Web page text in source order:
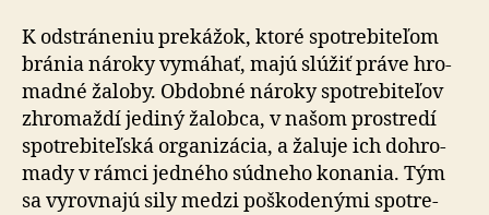
K odstráneniu prekážok, ktoré spotrebiteľom
bránia nároky vymáhať, majú slúžiť práve hro­
mad­né žaloby. Obdobné nároky spotrebiteľov
zhro­maždí je­di­ný ža­lobca, v našom prostredí
spotrebi­teľská orga­ni­zácia, a žaluje ich dohro­
mady v rámci jed­ného súdneho konania. Tým
sa vy­rov­najú sily medzi poško­de­nými spotre­